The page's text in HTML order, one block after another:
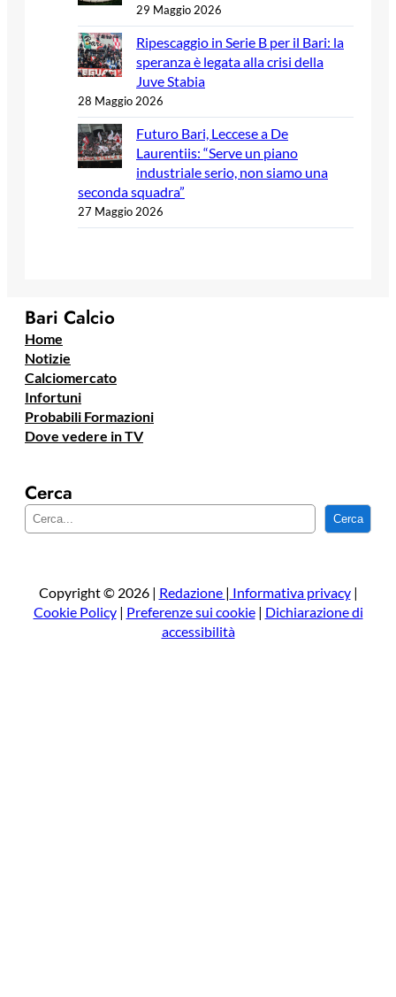
29 Maggio 2026
Ripescaggio in Serie B per il Bari: la
speranza è legata alla crisi della
Juve Stabia
28 Maggio 2026
Futuro Bari, Leccese a De
Laurentiis: “Serve un piano
industriale serio, non siamo una
seconda squadra”
27 Maggio 2026
Bari Calcio
Home
Notizie
Calciomercato
Infortuni
Probabili Formazioni
Dove vedere in TV
Cerca
e
a
Cerca
Copyright © 2026 | Redazione | Informativa privacy|
Cookie Policy| Preferenze sui cookie| Dichiarazione di
accessibilità